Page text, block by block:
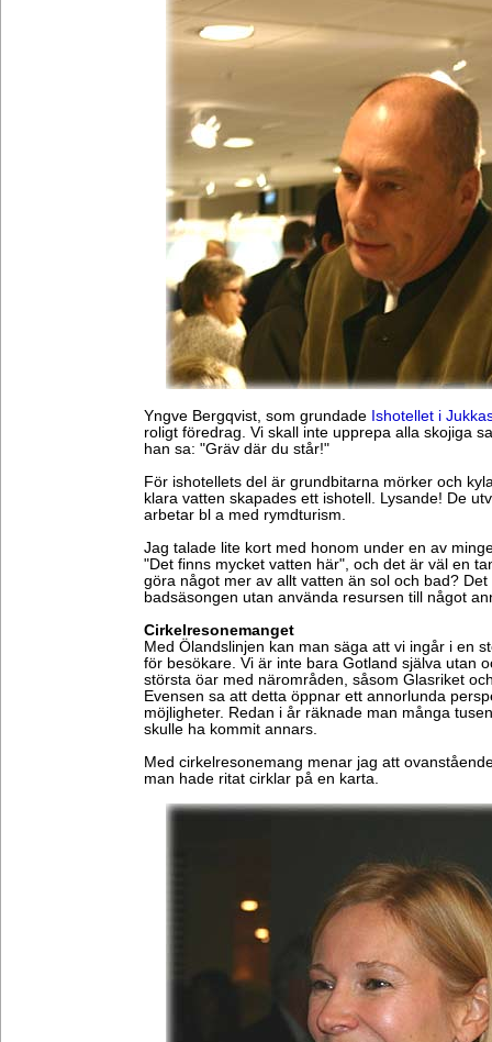
Yngve Bergqvist, som grundade Ishotellet i
roligt föredrag. Vi skall inte upprepa alla skojiga
han sa: "Gräv där du står!"
För ishotellets del är grundbitarna mörker och
klara vatten skapades ett ishotell. Lysande! De
arbetar bl a med rymdturism.
Jag talade lite kort med honom under en av
"Det finns mycket vatten här", och det är väl en
göra något mer av allt vatten än sol och bad?
badsäsongen utan använda resursen till något
Cirkelresonemanget
Med Ölandslinjen kan man säga att vi ingår i en
för besökare. Vi är inte bara Gotland själva utan
största öar med närområden, såsom Glasriket
Evensen sa att detta öppnar ett annorlunda
möjligheter. Redan i år räknade man många
skulle ha kommit annars.
Med cirkelresonemang menar jag att
man hade ritat cirklar på en karta.